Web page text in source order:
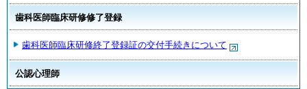
歯科医師臨床研修修了登録
歯科医師臨床研修終了登録証の交付手続きについて
公認心理師